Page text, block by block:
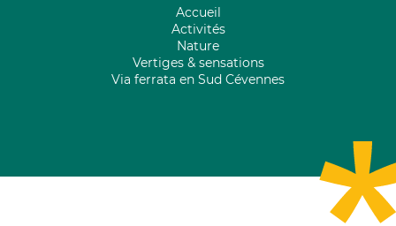
Accueil
Activités
Nature
Vertiges & sensations
Via ferrata en Sud Cévennes